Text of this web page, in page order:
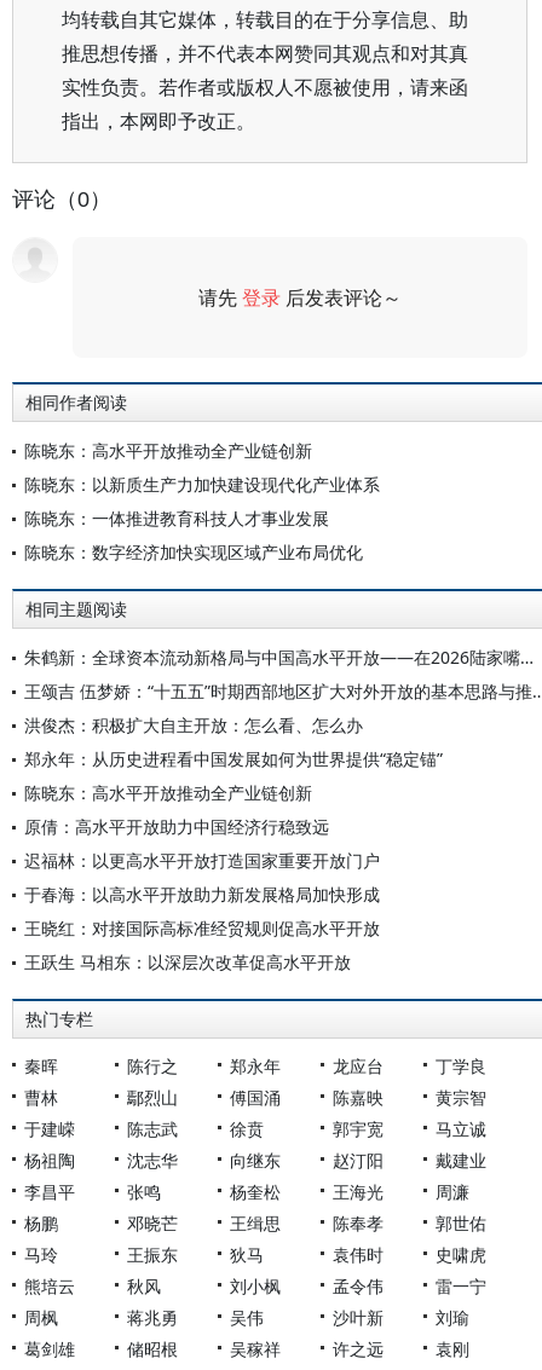
均转载自其它媒体，转载目的在于分享信息、助
推思想传播，并不代表本网赞同其观点和对其真
实性负责。若作者或版权人不愿被使用，请来函
指出，本网即予改正。
评论（0）
请先登录 后发表评论～
相同作者阅读
陈晓东：高水平开放推动全产业链创新
陈晓东：以新质生产力加快建设现代化产业体系
陈晓东：一体推进教育科技人才事业发展
陈晓东：数字经济加快实现区域产业布局优化
相同主题阅读
朱鹤新：全球资本流动新格局与中国高水平开放——在2026陆家嘴论坛上的主题演讲
王颂吉 伍梦娇：“十五五”时期
洪俊杰：积极扩大自主开放：怎么看、怎么办
郑永年：从历史进程看中国发展如何为世界提供“稳定锚”
陈晓东：高水平开放推动全产业链创新
原倩：高水平开放助力中国经济行稳致远
迟福林：以更高水平开放打造国家重要开放门户
于春海：以高水平开放助力新发展格局加快形成
王晓红：对接国际高标准经贸规则促高水平开放
王跃生 马相东：以深层次改革促高水平开放
热门专栏
秦晖 陈行之 郑永年 龙应台
丁学良
曹林
鄢烈山 傅国涌 陈嘉映
黄宗智
于建嵘
陈志武 徐贲 郭宇宽
马立诚
杨祖陶
沈志华 向继东 赵汀阳
戴建业
李昌平
张鸣 杨奎松 王海光
周濂
杨鹏
邓晓芒 王缉思 陈奉孝
郭世佑
马玲
王振东 狄马 袁伟时
史啸虎
熊培云
秋风 刘小枫 孟令伟
雷一宁
周枫
蒋兆勇 吴伟 沙叶新
刘瑜
葛剑雄
储昭根 吴稼祥 许之远
袁刚